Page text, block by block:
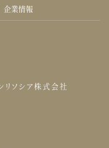
企業情報
リソシア株式会社